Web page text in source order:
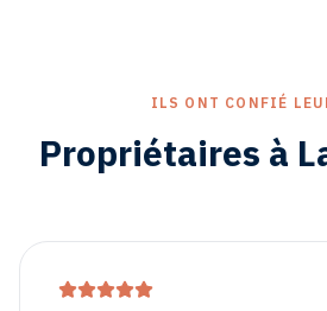
ILS ONT CONFIÉ
Propriétaires à